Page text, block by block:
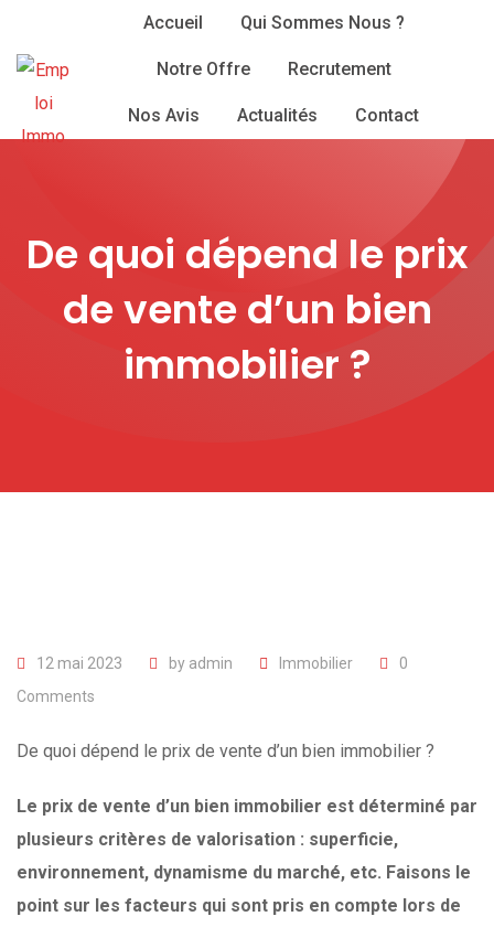
content
Accueil Qui Sommes Nous ?
Notre Offre Recrutement
Nos Avis Actualités Contact
De quoi dépend le prix
de vente d’un bien
immobilier ?
12 mai 2023 by admin Immobilier
0
Comments
De quoi dépend le prix de vente d’un bien immobilier ?
Le prix de vente d’un bien immobilier est déterminé par
plusieurs critères de valorisation : superficie,
environnement, dynamisme du marché, etc. Faisons le
point sur les facteurs qui sont pris en compte lors de